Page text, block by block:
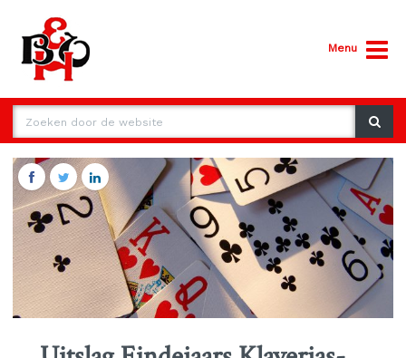
Menu